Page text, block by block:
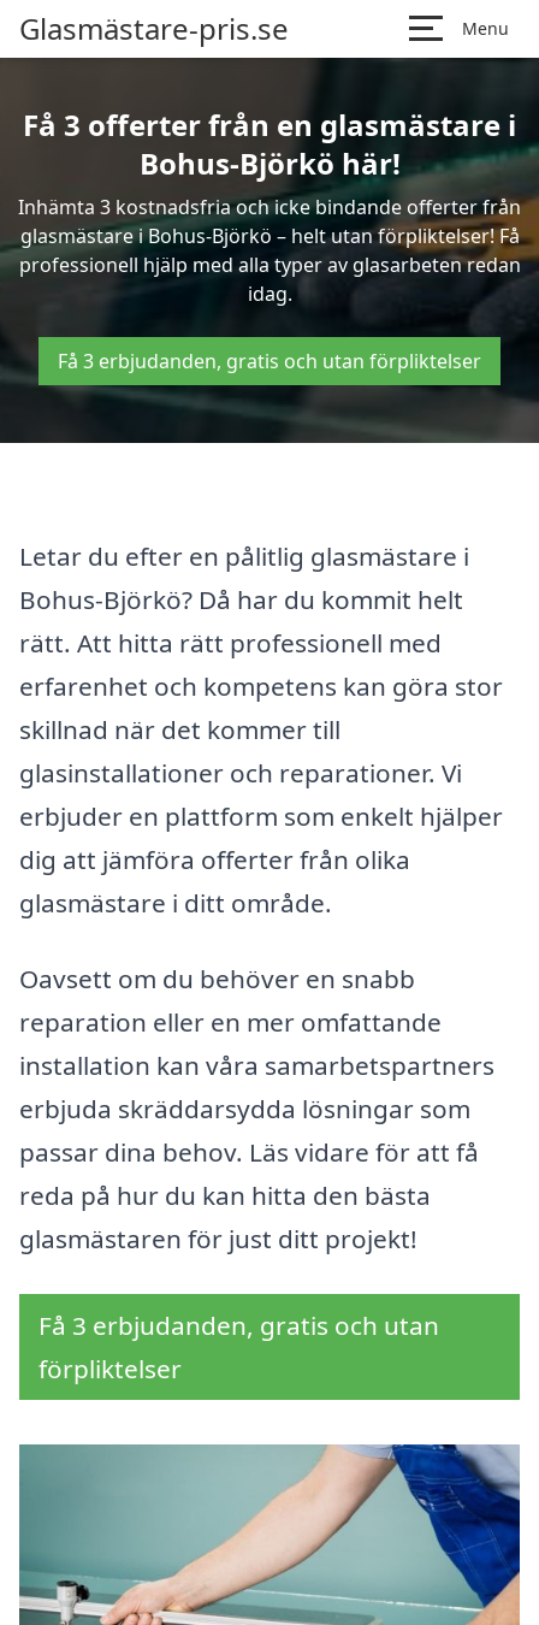
Glasmästare-pris.se Menu
Få 3 offerter från en glasmästare i
Bohus-Björkö här!
Inhämta 3 kostnadsfria och icke bindande offerter från
glasmästare i Bohus-Björkö – helt utan förpliktelser! Få
professionell hjälp med alla typer av glasarbeten redan
idag.
Få 3 erbjudanden, gratis och utan förpliktelser
Letar du efter en pålitlig glasmästare i
Bohus-Björkö? Då har du kommit helt
rätt. Att hitta rätt professionell med
erfarenhet och kompetens kan göra stor
skillnad när det kommer till
glasinstallationer och reparationer. Vi
erbjuder en plattform som enkelt hjälper
dig att jämföra offerter från olika
glasmästare i ditt område.
Oavsett om du behöver en snabb
reparation eller en mer omfattande
installation kan våra samarbetspartners
erbjuda skräddarsydda lösningar som
passar dina behov. Läs vidare för att få
reda på hur du kan hitta den bästa
glasmästaren för just ditt projekt!
Få 3 erbjudanden, gratis och utan
förpliktelser